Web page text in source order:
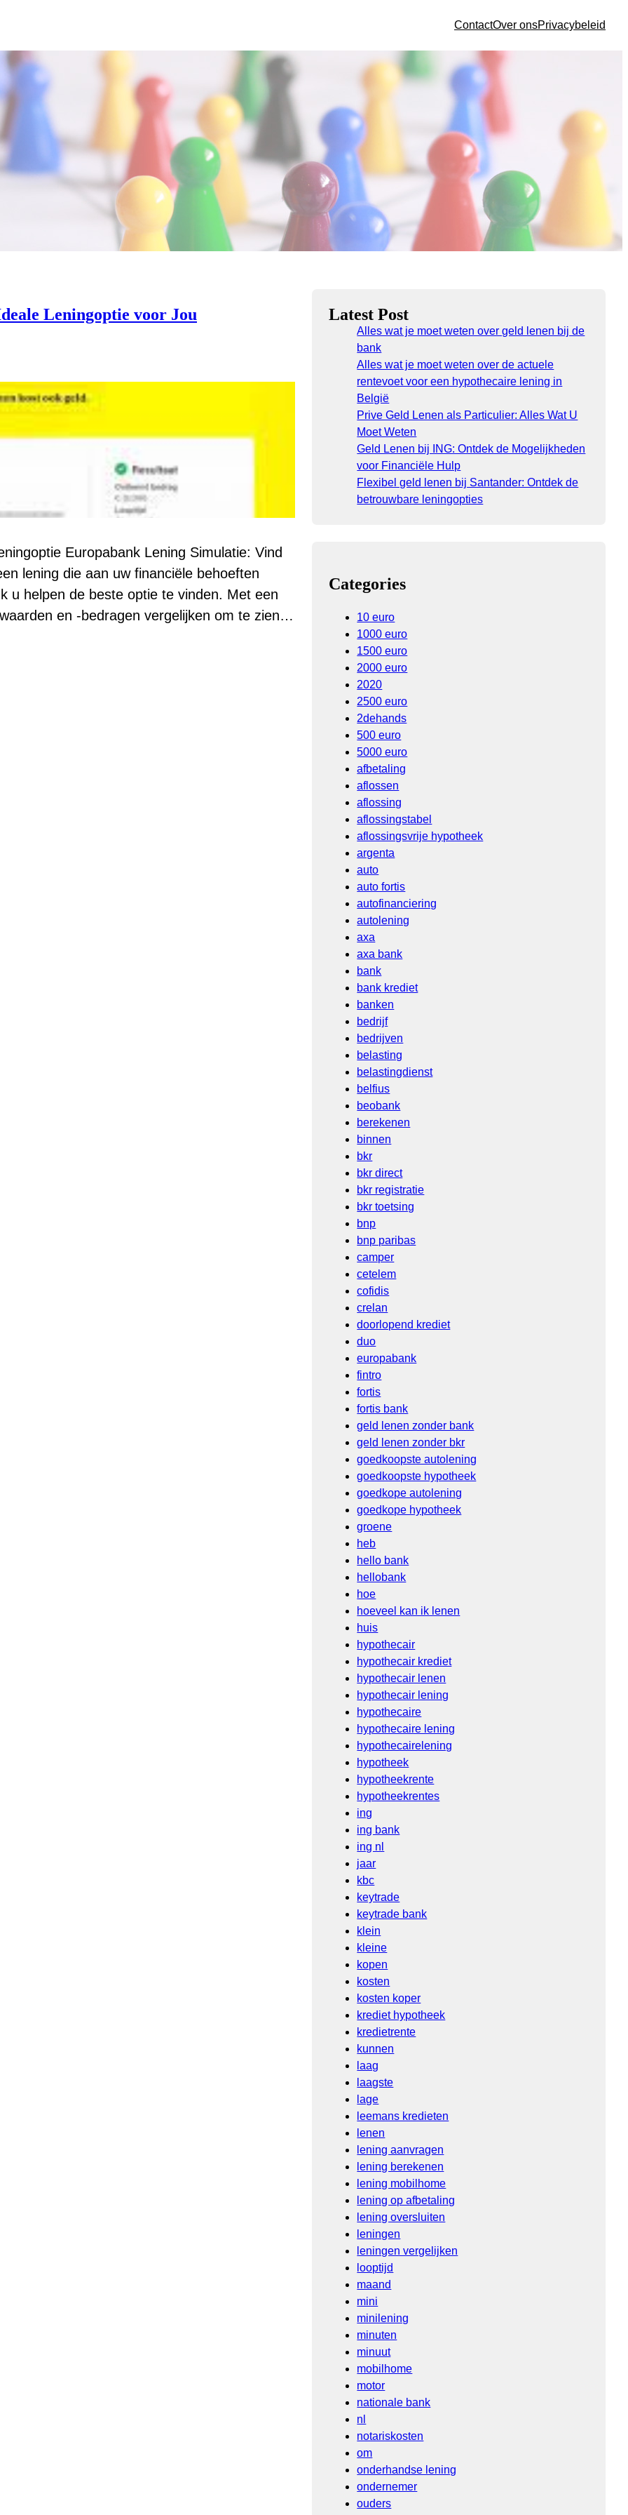
ContactOver onsPrivacybeleid
Leningoptie voor Jou
Europabank Lening Simulatie: Vind
lening die aan uw financiële behoeften
u helpen de beste optie te vinden. Met een
en -bedragen vergelijken om te zien…
Latest Post
Alles wat je moet weten over geld lenen bij de
bank
Alles wat je moet weten over de actuele
rentevoet voor een hypothecaire lening in
België
Prive Geld Lenen als Particulier: Alles Wat U
Moet Weten
Geld Lenen bij ING: Ontdek de Mogelijkheden
voor Financiële Hulp
Flexibel geld lenen bij Santander: Ontdek de
betrouwbare leningopties
Categories
10 euro
1000 euro
1500 euro
2000 euro
2020
2500 euro
2dehands
500 euro
5000 euro
afbetaling
aflossen
aflossing
aflossingstabel
aflossingsvrije hypotheek
argenta
auto
auto fortis
autofinanciering
autolening
axa
axa bank
bank
bank krediet
banken
bedrijf
bedrijven
belasting
belastingdienst
belfius
beobank
berekenen
binnen
bkr
bkr direct
bkr registratie
bkr toetsing
bnp
bnp paribas
camper
cetelem
cofidis
crelan
doorlopend krediet
duo
europabank
fintro
fortis
fortis bank
geld lenen zonder bank
geld lenen zonder bkr
goedkoopste autolening
goedkoopste hypotheek
goedkope autolening
goedkope hypotheek
groene
heb
hello bank
hellobank
hoe
hoeveel kan ik lenen
huis
hypothecair
hypothecair krediet
hypothecair lenen
hypothecair lening
hypothecaire
hypothecaire lening
hypothecairelening
hypotheek
hypotheekrente
hypotheekrentes
ing
ing bank
ing nl
jaar
kbc
keytrade
keytrade bank
klein
kleine
kopen
kosten
kosten koper
krediet hypotheek
kredietrente
kunnen
laag
laagste
lage
leemans kredieten
lenen
lening aanvragen
lening berekenen
lening mobilhome
lening op afbetaling
lening oversluiten
leningen
leningen vergelijken
looptijd
maand
mini
minilening
minuten
minuut
mobilhome
motor
nationale bank
nl
notariskosten
om
onderhandse lening
ondernemer
ouders